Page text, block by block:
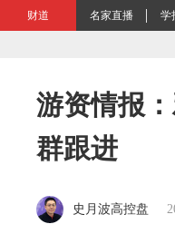
财道 名家直播 学
游资情报
群跟进
史月波高控盘